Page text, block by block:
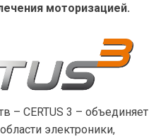
моторизацией.
– CERTUS 3 – объединяет
электроники,